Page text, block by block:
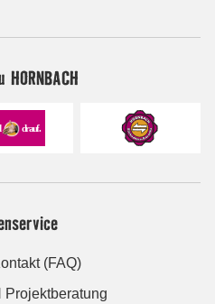
(FAQ)
Projektberatung